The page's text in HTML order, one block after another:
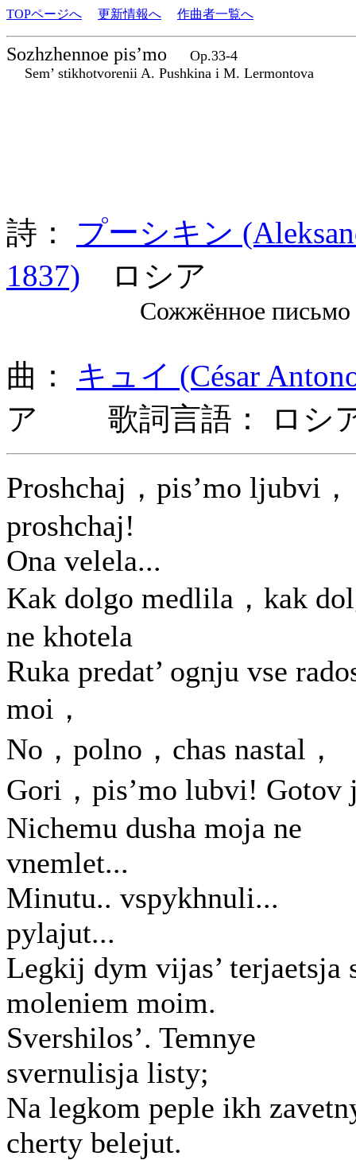
TOPページへ 更新情報へ 作曲者一覧へ
Sozhzhennoe pis’mo
Op.33-4
Sem’ stikhotvorenii A. Pushkina i M. Lermontova
詩： プーシキン
1837) ロシア
Сожжённое письмо
曲： キュイ (César
ア 歌詞言語： ロシ
Proshchaj，pis’mo ljubvi，
proshchaj!
Ona velela...
Kak dolgo medlila，kak
ne khotela
Ruka predat’ ognju vse
moi，
No，polno，chas nastal，
Gori，pis’mo lubvi! Gotov
Nichemu dusha moja ne
vnemlet...
Minutu.. vspykhnuli...
pylajut...
Legkij dym vijas’ terjaetsja
moleniem moim.
Svershilos’. Temnye
svernulisja listy;
Na legkom peple ikh
cherty belejut.